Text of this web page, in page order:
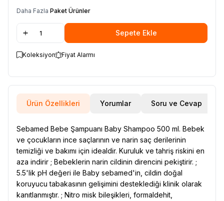
Daha Fazla Paket Ürünler
Sepete Ekle
Koleksiyon Fiyat Alarmı
Ürün Özellikleri Yorumlar Soru ve Cevap
Sebamed Bebe Şampuanı Baby Shampoo 500 ml. Bebek
ve çocukların ince saçlarının ve narin saç derilerinin
temizliği ve bakımı için idealdir. Kuruluk ve tahriş riskini en
aza indirir ; Bebeklerin narin cildinin direncini pekiştirir. ;
5.5'lik pH değeri ile Baby sebamed'in, cildin doğal
koruyucu tabakasının gelişimini desteklediği klinik olarak
kanıtlanmıştır. ; Nitro misk bileşikleri, formaldehit,